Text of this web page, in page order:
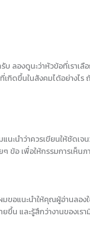
บ ลองดูนะว่าหัวข้อที่เราเ
ดขึ้นในสังคมได้อย่างไร ถ้
นำว่าควรเขียนให้ชัดเจน
ข้อ เพื่อให้กรรมการเห็น
ขอแนะนำให้คุณผู้อ่านลอ
ขึ้น และรู้สึกว่างานของเร